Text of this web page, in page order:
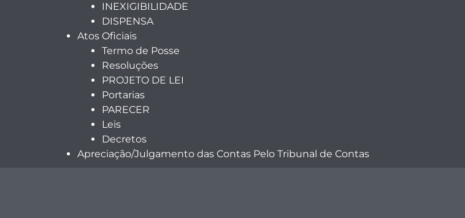
INEXIGIBILIDADE
DISPENSA
Atos Oficiais
Termo de Posse
Resoluções
PROJETO DE LEI
Portarias
PARECER
Leis
Decretos
Apreciação/Julgamento das Contas Pelo Tribunal de Contas